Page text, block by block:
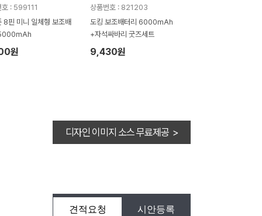
호 : 599111
8핀 미니 일체형 보조배
원
상품번호 : 821203
도킹 보조배터리 6000mAh
+자석싸바리 굿즈세트
9,430원
디자인 이미지 소스 무료제공 >
견적요청 시안등록